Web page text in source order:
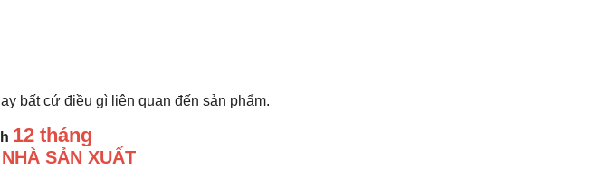
bất cứ điều gì liên quan đến sản phẩm.
12 tháng
SẢN XUẤT